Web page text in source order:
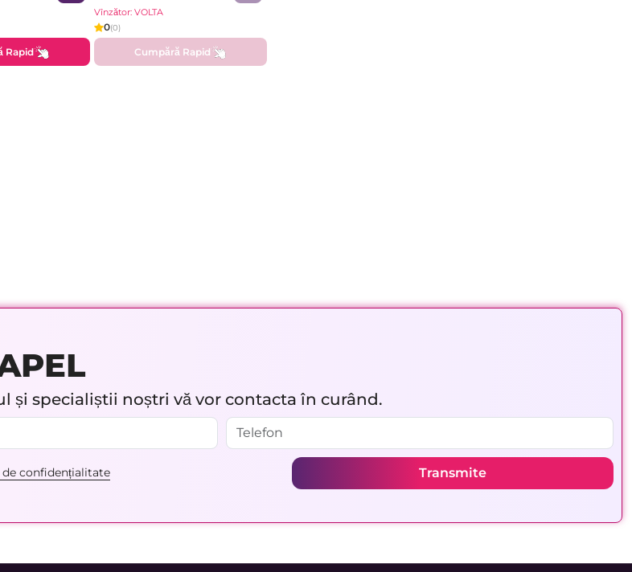
Rapid
Vînzător: VOLTA
0(0)
Cumpără Rapid
și specialiștii noștri vă vor contacta în curând.
confidențialitate Transmite